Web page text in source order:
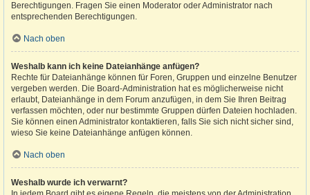
Berechtigungen. Fragen Sie einen Moderator oder Administrator nach
entsprechenden Berechtigungen.
Nach oben
Weshalb kann ich keine Dateianhänge anfügen?
Rechte für Dateianhänge können für Foren, Gruppen und einzelne Benutzer
vergeben werden. Die Board-Administration hat es möglicherweise nicht
erlaubt, Dateianhänge in dem Forum anzufügen, in dem Sie Ihren Beitrag
verfassen möchten, oder nur bestimmte Gruppen dürfen Dateien hochladen.
Sie können einen Administrator kontaktieren, falls Sie sich nicht sicher sind,
wieso Sie keine Dateianhänge anfügen können.
Nach oben
Weshalb wurde ich verwarnt?